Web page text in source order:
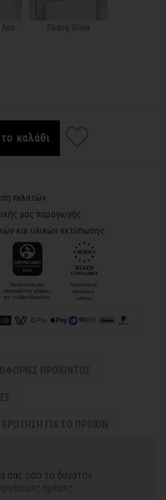
Πλάτη Silver
καλάθι
πελατών
μας παραγωγής
και υλικών εκτύπωσης:
σας όσο το δυνατόν
ημέρες.